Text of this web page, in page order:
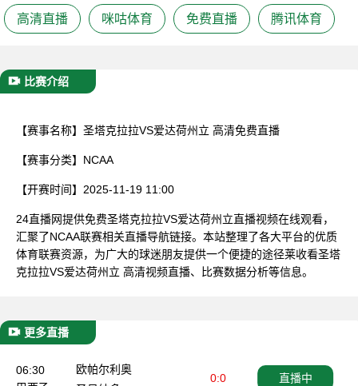
高清直播 咪咕体育 免费直播 腾讯体育
比赛介绍
【赛事名称】 圣塔克拉拉VS爱达荷州立 高清免费直播
【赛事分类】 NCAA
【开赛时间】 2025-11-19 11:00
24直播网提供免费圣塔克拉拉VS爱达荷州立直播视频在线观看，
汇聚了NCAA联赛相关直播导航链接。本站整理了各大平台的优质
体育联赛资源，为广大的球迷朋友提供一个便捷的途径莱收看圣塔
克拉拉VS爱达荷州立 高清视频直播、比赛数据分析等信息。
更多直播
06:30
欧帕尔利奥
0:0
直播中